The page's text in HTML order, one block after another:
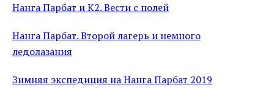
Нанга Парбат и К2. Вести с полей
Нанга Парбат. Второй лагерь и немного
ледолазания
Зимняя экспедиция на Нанга Парбат 2019